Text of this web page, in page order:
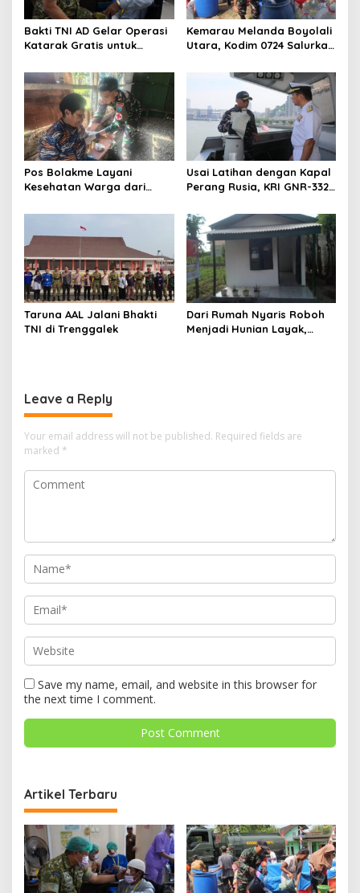
Bakti TNI AD Gelar Operasi
Katarak Gratis untuk
Kemarau Melanda Boyolali
Utara, Kodim 0724 Salurkan
Pos Bolakme Layani
Kesehatan Warga dari
Pegunungan
Usai Latihan dengan Kapal
Perang Rusia, KRI GNR-332
Angkatan Laut Jepang
Taruna AAL Jalani Bhakti
TNI di Trenggalek
Dari Rumah Nyaris Roboh
Menjadi Hunian Layak,
Leave a Reply
Your email address will not be published. Required fields are
marked *
Save my name, email, and website in this browser for
the next time I comment.
Artikel Terbaru